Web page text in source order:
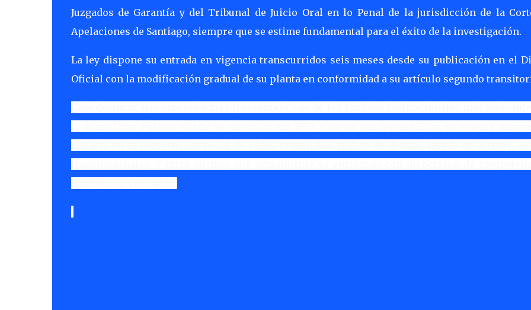
Juzgados de Garantía y del Tribunal de Juicio Oral en lo Penal de la jurisdicción de la
Apelaciones de Santiago, siempre que se estime fundamental para el éxito de la investigación.
La ley dispone su entrada en vigencia transcurridos seis meses desde su publicación en el
Oficial con la modificación gradual de su planta en conformidad a su artículo segundo